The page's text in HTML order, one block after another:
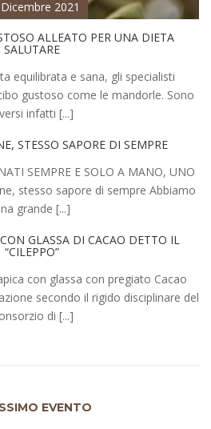
2021
ALLEATO PER UNA DIETA
SALUTARE
equilibrata e sana, gli specialisti
gustoso come le mandorle. Sono
infatti [...]
STESSO SAPORE DI SEMPRE
SEMPRE E SOLO A MANO, UNO
stesso sapore di sempre Abbiamo
grande [...]
GLASSA DI CACAO DETTO IL
“CILEPPO”
con glassa con pregiato Cacao
secondo il rigido disciplinare del
di [...]
EVENTO